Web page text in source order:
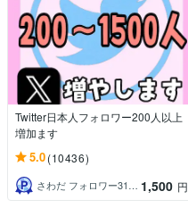
Twitter日本人フォロワー200人以上
増加ます
5.0(10436)
さわだ フォロワー31万人 1,500 円